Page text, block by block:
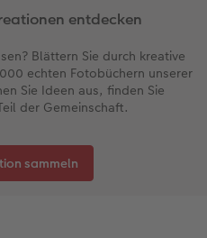
entdecken
Blättern Sie durch kreative
echten Fotobüchern unserer
Sie Ideen aus, finden Sie
der Gemeinschaft.
sammeln